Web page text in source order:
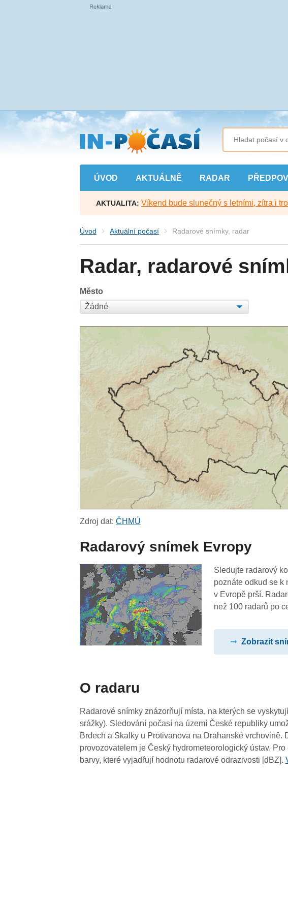
Přejít
na
hlavní
obsah
ÚVOD AKTUÁLNĚ RADAR
AKTUALITA: Víkend bude slunečný s letními, zítra i
Úvod Aktuální počasí Radarové snímky, radar
Radar, radarové
Město
Zdroj dat:ČHMÚ
Radarový snímek Evropy
Sledujte radarový
poznáte odkud se k
v Evropě prší.
než 100 radarů po
Zobrazit
O radaru
Radarové snímky znázorňují místa, na kterých se
srážky). Sledování počasí na území České republiky
Brdech a Skalky u Protivanova na Drahanské vrchovině.
provozovatelem je Český hydrometeorologický ústav.
barvy, které vyjadřují hodnotu radarové odrazivosti [dBZ].